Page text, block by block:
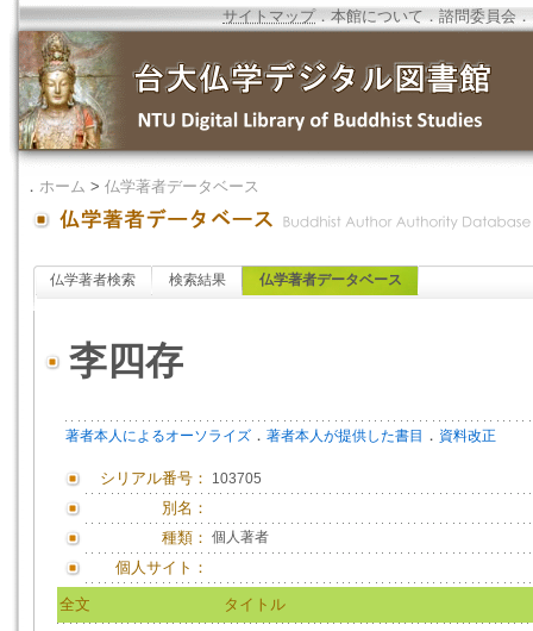
サイトマップ．本館について ．諮問委員会 ．
． ホーム > 仏学著者データベース
仏学著者検索 検索結果 仏学著者データベース
李四存
著者本人によるオーソライズ ． 著者本人が提供した書目 ． 資料改正
シリアル番号： 103705
別名：
種類： 個人著者
個人サイト：
全文 タイトル